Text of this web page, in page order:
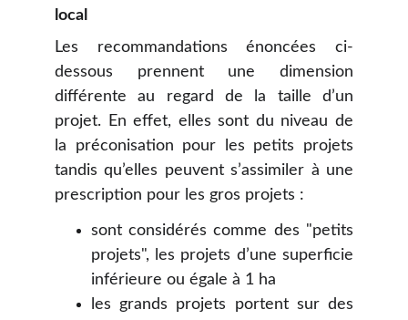
local
Les recommandations énoncées ci-
dessous prennent une dimension
différente au regard de la taille d’un
projet. En effet, elles sont du niveau de
la préconisation pour les petits projets
tandis qu’elles peuvent s’assimiler à une
prescription pour les gros projets :
sont considérés comme des "petits
projets", les projets d’une superficie
inférieure ou égale à 1 ha
les grands projets portent sur des